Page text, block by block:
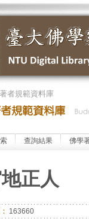
者規範資料庫
查詢結果 佛學
正人
163660